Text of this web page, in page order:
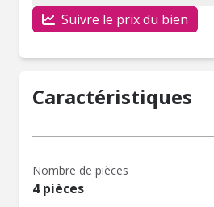
Suivre le prix du bien
Caractéristiques
Nombre de pièces
4 pièces